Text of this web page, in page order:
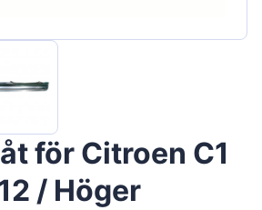
för Citroen C1
/ Höger